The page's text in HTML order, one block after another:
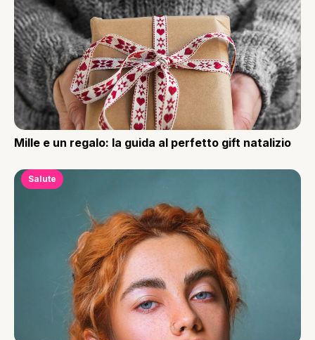
Mille e un regalo: la guida al perfetto gift natalizio
Salute